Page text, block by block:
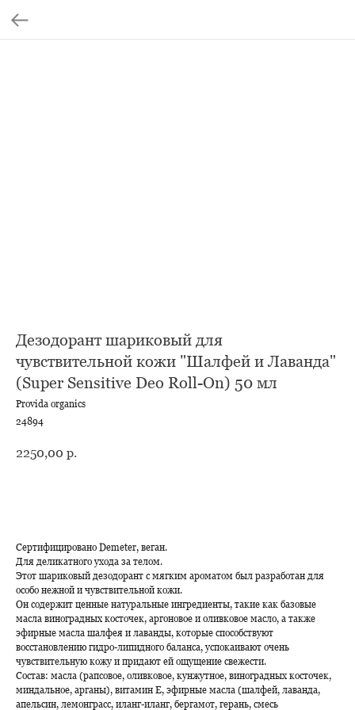
Дезодорант шариковый для
чувствительной кожи "Шалфей и Лаванда"
(Super Sensitive Deo Roll-On) 50 мл
Provida organics
24894
2250,00 р.
Сертифицировано Demeter, веган.
Для деликатного ухода за телом.
Этот шариковый дезодорант с мягким ароматом был разработан для
особо нежной и чувствительной кожи.
Он содержит ценные натуральные ингредиенты, такие как базовые
масла виноградных косточек, аргоновое и оливковое масло, а также
эфирные масла шалфея и лаванды, которые способствуют
восстановлению гидро-липидного баланса, успокаивают очень
чувствительную кожу и придают ей ощущение свежести.
Состав: масла (рапсовое, оливковое, кунжутное, виноградных косточек,
миндальное, арганы), витамин Е, эфирные масла (шалфей, лаванда,
апельсин, лемонграсс, иланг-иланг, бергамот, герань, смесь